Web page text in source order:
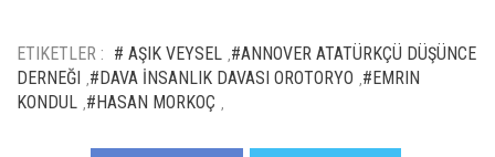
ETIKETLER : # AŞIK VEYSEL #ANNOVER ATATÜRKÇÜ DÜŞÜNCE
DERNEĞI #DAVA İNSANLIK DAVASI OROTORYO #EMRIN
KONDUL #HASAN MORKOÇ